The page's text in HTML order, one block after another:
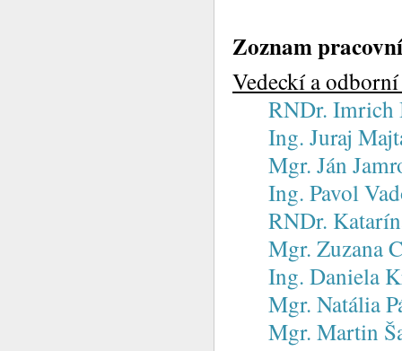
Zoznam
Vedeckí a
RNDr. Imrich
Ing. Juraj
Mgr. Ján
Ing. Pavol
RNDr.
Mgr. Zuzana
Ing. Daniela
Mgr. Natália
Mgr. Martin